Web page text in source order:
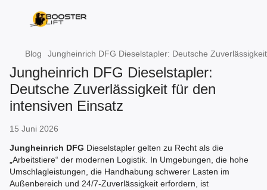
Blog Jungheinrich DFG Dieselstapler: Deutsche
Jungheinrich DFG Dieselstapler:
Deutsche Zuverlässigkeit für den
intensiven Einsatz
15 Juni 2026
Jungheinrich DFG Dieselstapler gelten zu Recht als die
„Arbeitstiere“ der modernen Logistik. In Umgebungen, die hohe
Umschlagleistungen, die Handhabung schwerer Lasten im
Außenbereich und 24/7-Zuverlässigkeit erfordern, ist